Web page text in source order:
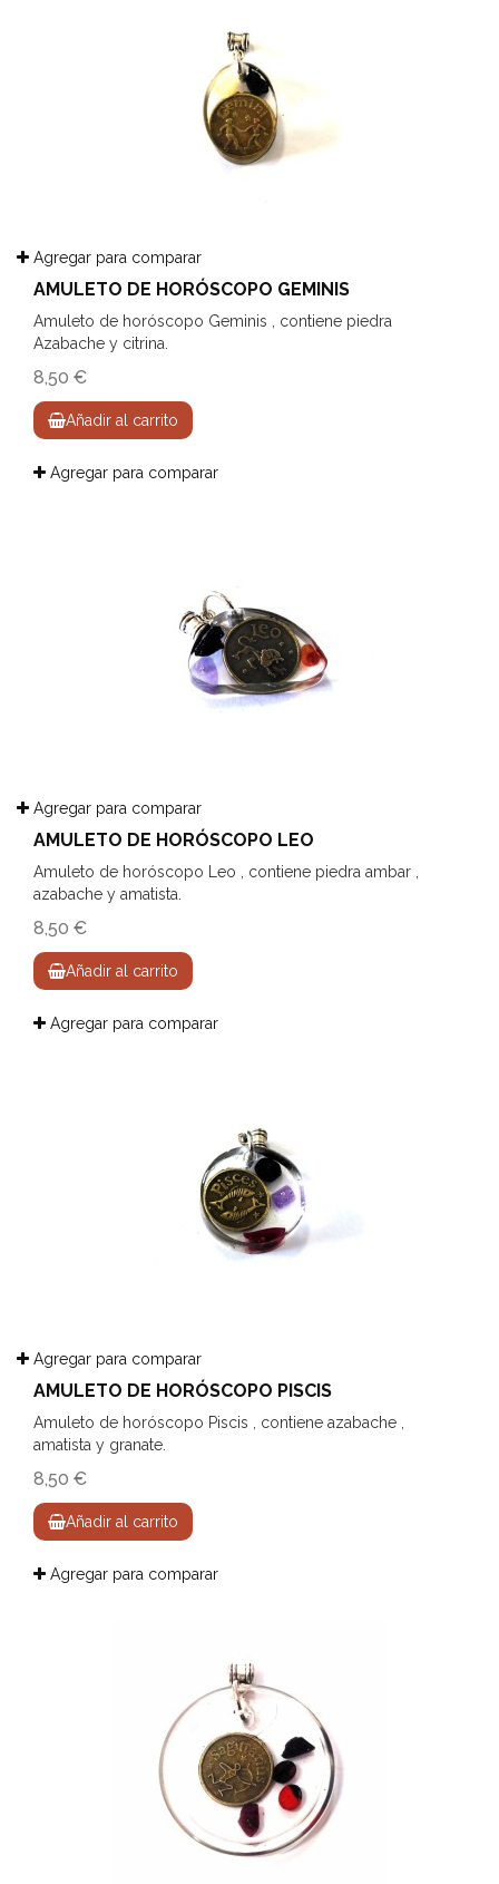
Agregar para comparar
AMULETO DE HORÓSCOPO GEMINIS
Amuleto de horóscopo Geminis , contiene piedra
Azabache y citrina.
8,50 €
Añadir al carrito
Agregar para comparar
Agregar para comparar
AMULETO DE HORÓSCOPO LEO
Amuleto de horóscopo Leo , contiene piedra ambar ,
azabache y amatista.
8,50 €
Añadir al carrito
Agregar para comparar
Agregar para comparar
AMULETO DE HORÓSCOPO PISCIS
Amuleto de horóscopo Piscis , contiene azabache ,
amatista y granate.
8,50 €
Añadir al carrito
Agregar para comparar